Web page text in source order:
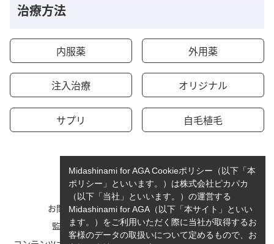
治療方法
内服薬 外用薬
注入治療 オリジナル
サプリ 自毛植毛
お問い合わせ
運営者情報
監修者一覧
cookieポリシーについて
Midashinami for AGA Cookieポリシー（以下「本
ポリシー」といいます。）は株式会社ピカパカ
（以下「当社」といいます。）の運営する
Midashinami for AGA（以下「本サイト」といい
ます。）をご利用いただく際に当社が取得するお
客様のデータの取扱いについて定めるもので、お